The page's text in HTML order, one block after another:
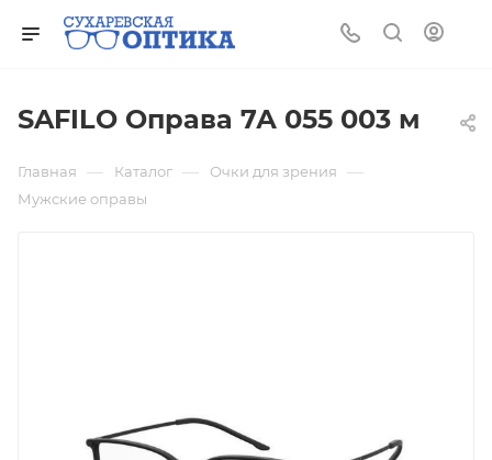
SAFILO Оправа 7А 055 003 м
Главная — Каталог — Очки для зрения —
Мужские оправы